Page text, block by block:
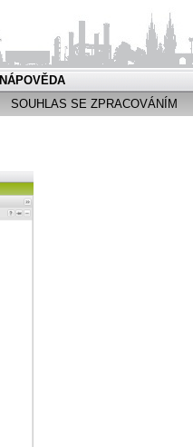
NÁPOVĚDA
SOUHLAS SE ZPRACOVÁNÍM